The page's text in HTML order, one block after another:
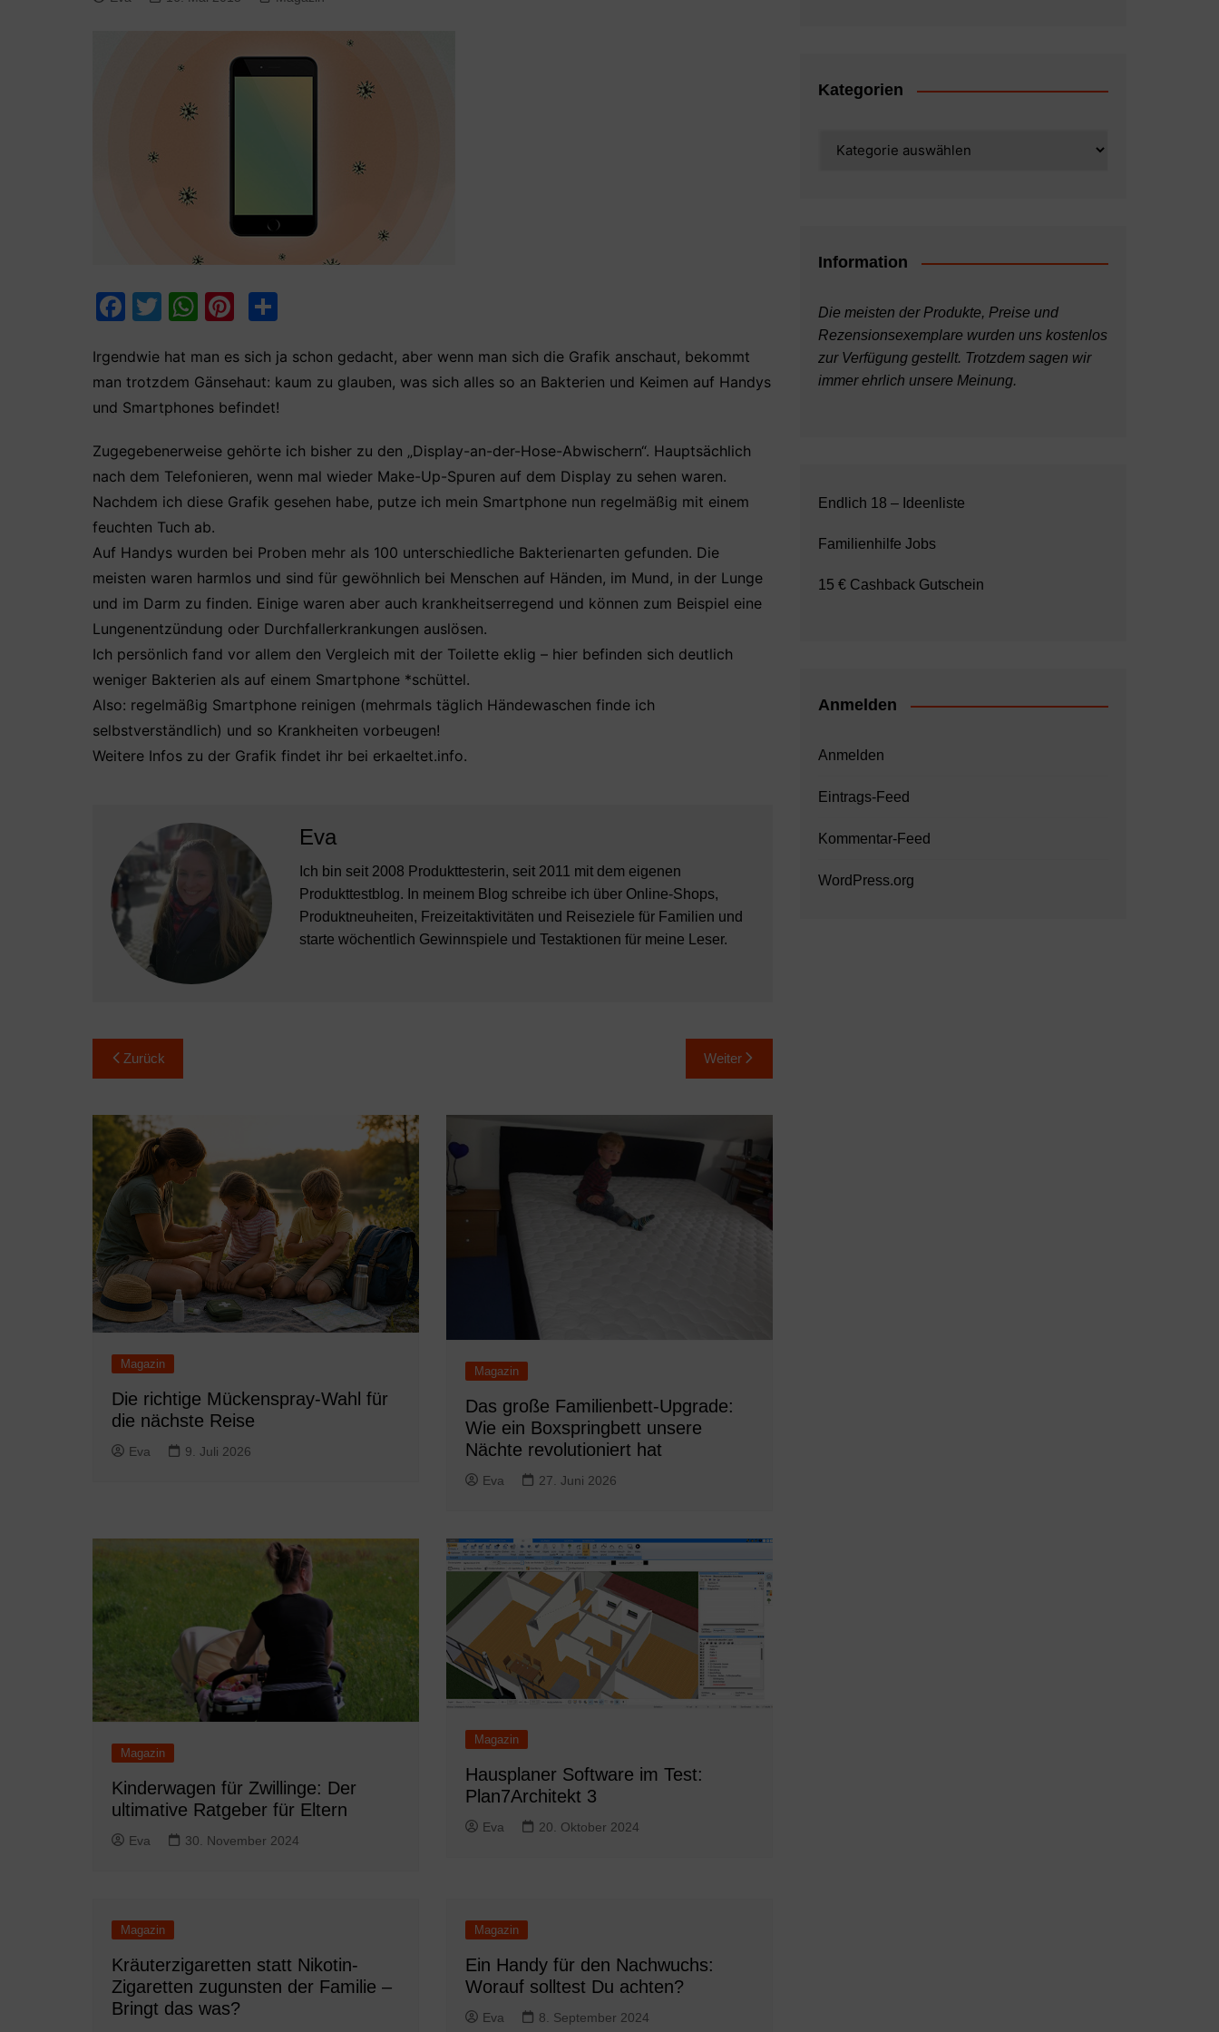
F
c
e
b
o
o
k
T
itt
er
W
at
s
A
p
p
Pi
er
e
st
le
n
Irgendwie hat man es sich ja schon gedacht, aber wenn man sich die Grafik anschaut, bekommt
man trotzdem Gänsehaut: kaum zu glauben, was sich alles so an Bakterien und Keimen auf Handys
und Smartphones befindet!
Zugegebenerweise gehörte ich bisher zu den „Display-an-der-Hose-Abwischern“. Hauptsächlich
nach dem Telefonieren, wenn mal wieder Make-Up-Spuren auf dem Display zu sehen waren.
Nachdem ich diese Grafik gesehen habe, putze ich mein Smartphone nun regelmäßig mit einem
feuchten Tuch ab.
Auf Handys wurden bei Proben mehr als 100 unterschiedliche Bakterienarten gefunden. Die
meisten waren harmlos und sind für gewöhnlich bei Menschen auf Händen, im Mund, in der Lunge
und im Darm zu finden. Einige waren aber auch krankheitserregend und können zum Beispiel eine
Lungenentzündung oder Durchfallerkrankungen auslösen.
Ich persönlich fand vor allem den Vergleich mit der Toilette eklig – hier befinden sich deutlich
weniger Bakterien als auf einem Smartphone *schüttel.
Also: regelmäßig Smartphone reinigen (mehrmals täglich Händewaschen finde ich
selbstverständlich) und so Krankheiten vorbeugen!
Weitere Infos zu der Grafik findet ihr bei erkaeltet.info.
Eva
Ich bin seit 2008 Produkttesterin, seit 2011 mit dem eigenen
Produkttestblog. In meinem Blog schreibe ich über Online-Shops,
Produktneuheiten, Freizeitaktivitäten und Reiseziele für Familien und
starte wöchentlich Gewinnspiele und Testaktionen für meine Leser.
Beitragsnavigation
Zurück Weiter
Magazin
Die richtige Mückenspray-Wahl für
die nächste Reise
Eva 9. Juli 2026
Magazin
Das große Familienbett-Upgrade:
Wie ein Boxspringbett unsere
Nächte revolutioniert hat
Eva 27. Juni 2026
Magazin
Kinderwagen für Zwillinge: Der
ultimative Ratgeber für Eltern
Eva 30. November 2024
Magazin
Hausplaner Software im Test:
Plan7Architekt 3
Eva 20. Oktober 2024
Magazin
Kräuterzigaretten statt Nikotin-
Zigaretten zugunsten der Familie –
Bringt das was?
Magazin
Ein Handy für den Nachwuchs:
Worauf solltest Du achten?
Eva 8. September 2024
Kategorien
Information
Die meisten der Produkte, Preise und
Rezensionsexemplare wurden uns kostenlos
zur Verfügung gestellt. Trotzdem sagen wir
immer ehrlich unsere Meinung.
Endlich 18 – Ideenliste
Familienhilfe Jobs
15 € Cashback Gutschein
Anmelden
Anmelden
Eintrags-Feed
Kommentar-Feed
WordPress.org